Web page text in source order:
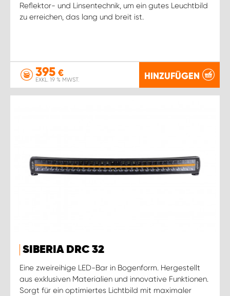
Reflektor- und Linsentechnik, um ein gutes Leuchtbild
zu erreichen, das lang und breit ist.
395 €
EXKL. 19 % MWST. HINZUFÜGEN
SIBERIA DRC 32
Eine zweireihige LED-Bar in Bogenform. Hergestellt
aus exklusiven Materialien und innovative Funktionen.
Sorgt für ein optimiertes Lichtbild mit maximaler